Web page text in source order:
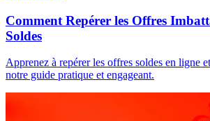
Comment Repérer les Offres
Soldes
Apprenez à repérer les offres soldes en ligne
notre guide pratique et engageant.